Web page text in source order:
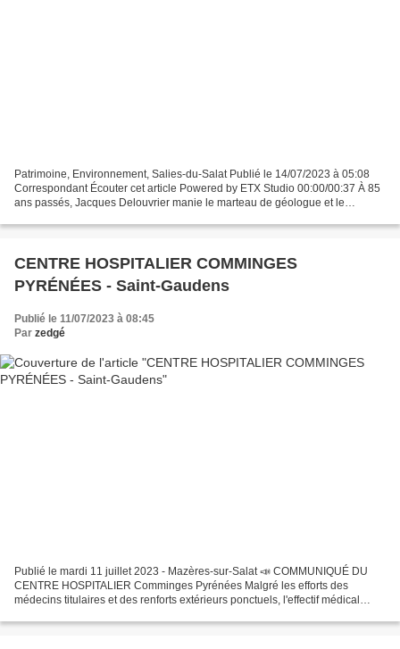
Patrimoine, Environnement, Salies-du-Salat Publié le 14/07/2023 à 05:08
Correspondant Écouter cet article Powered by ETX Studio 00:00/00:37 À 85
ans passés, Jacques Delouvrier manie le marteau de géologue et le
CENTRE HOSPITALIER COMMINGES
PYRÉNÉES - Saint-Gaudens
Publié le 11/07/2023 à 08:45
Par zedgé
Publié le mardi 11 juillet 2023 - Mazères-sur-Salat 📣 COMMUNIQUÉ DU
CENTRE HOSPITALIER Comminges Pyrénées Malgré les efforts des
médecins titulaires et des renforts extérieurs ponctuels, l'effectif médical